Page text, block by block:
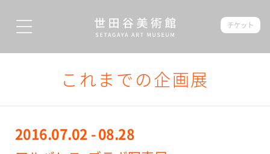
チケット
これまでの企画展
2016.07.02 - 08.28